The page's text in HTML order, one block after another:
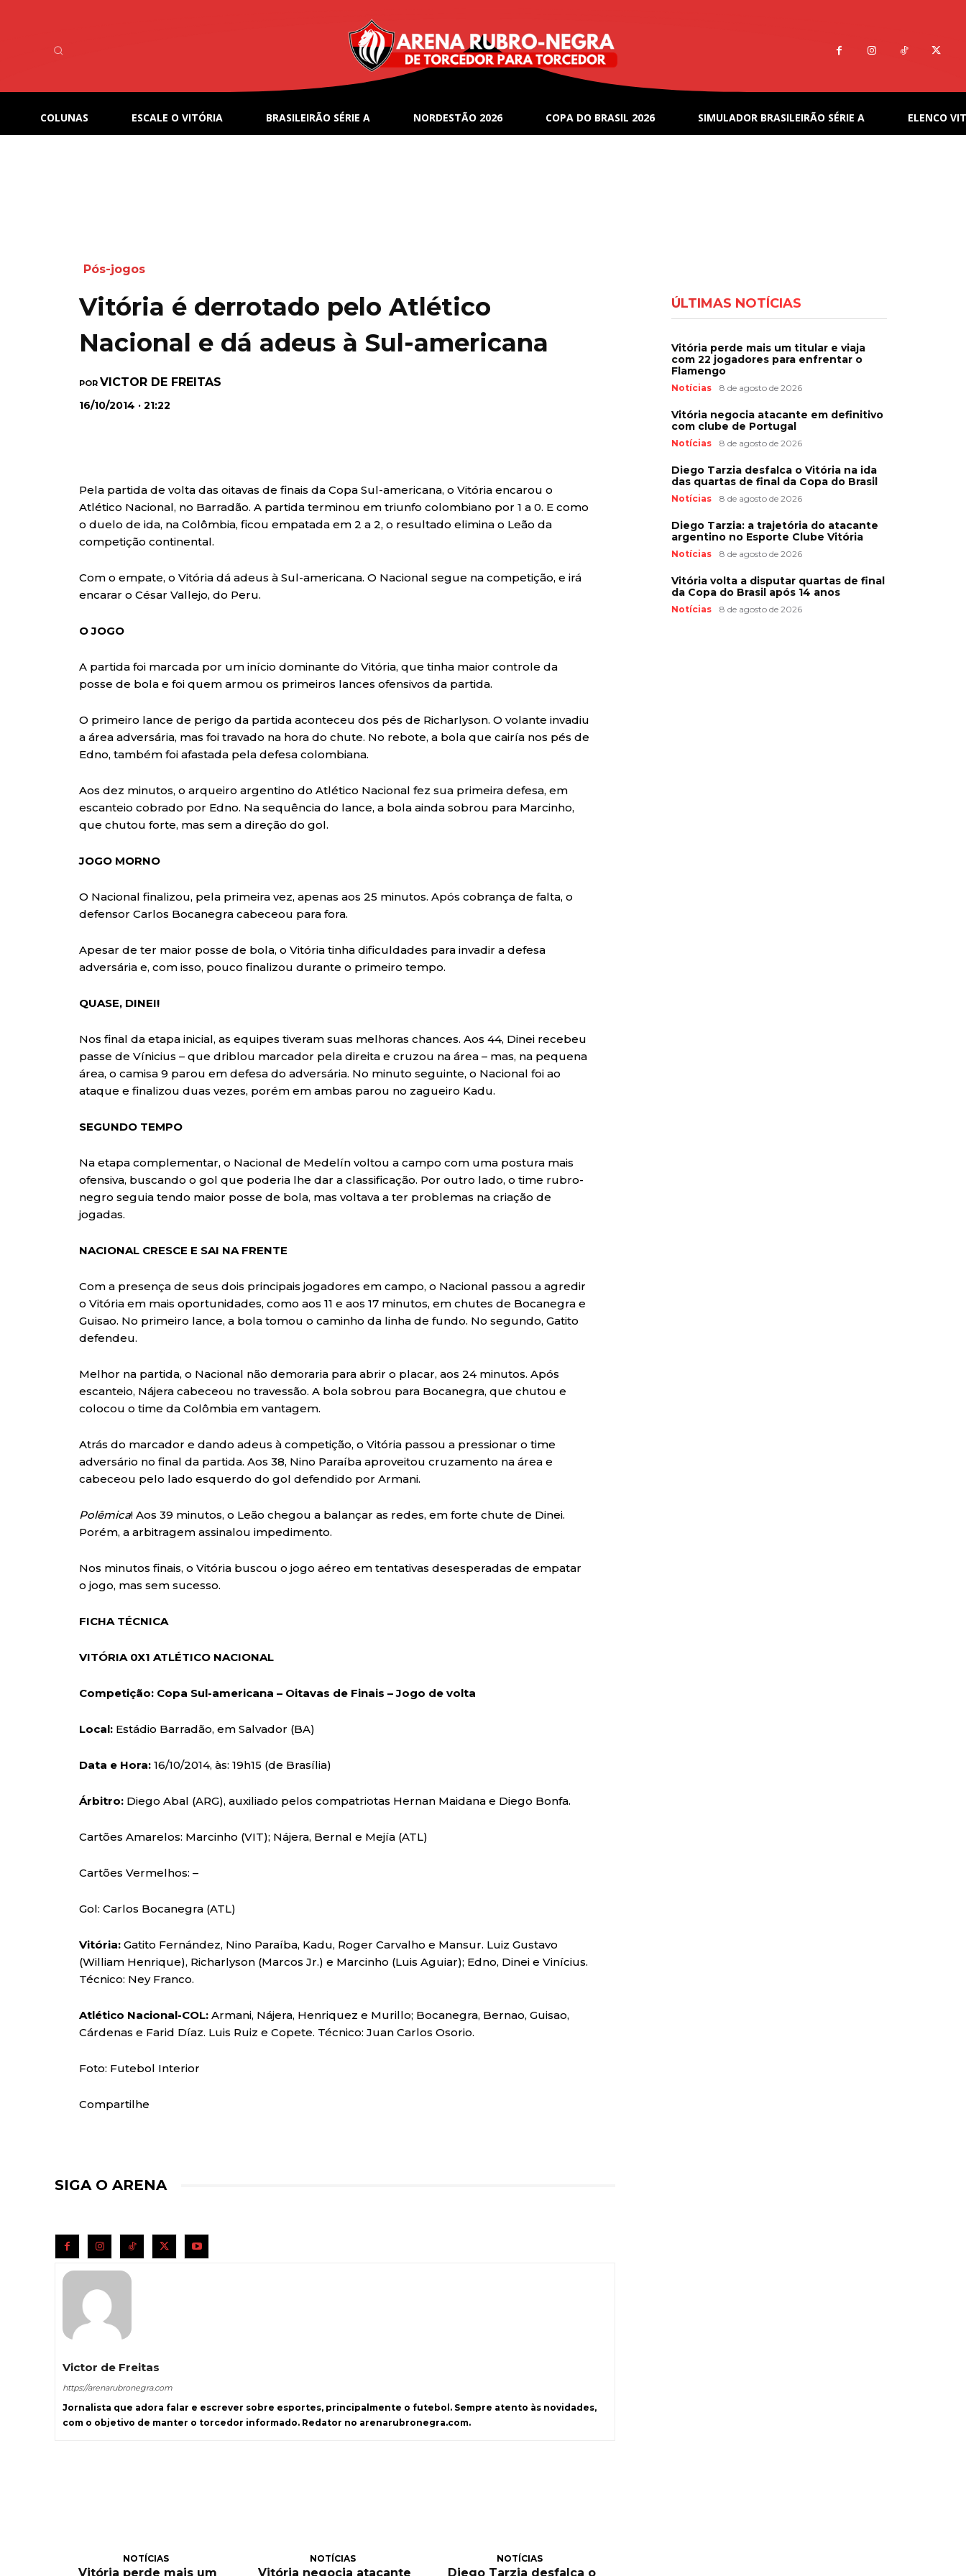
COLUNAS ESCALE O VITÓRIA BRASILEIRÃO SÉRIE A NORDESTÃO 2026 COPA DO BRASIL 2026 SIMULADOR BRASILEIRÃO SÉRIE A ELENCO
Pós-jogos
Vitória é derrotado pelo Atlético
Nacional e dá adeus à Sul-americana
POR VICTOR DE FREITAS
16/10/2014 · 21:22
Pela partida de volta das oitavas de finais da Copa Sul-americana, o Vitória encarou o
Atlético Nacional, no Barradão. A partida terminou em triunfo colombiano por 1 a 0. E como
o duelo de ida, na Colômbia, ficou empatada em 2 a 2, o resultado elimina o Leão da
competição continental.
Com o empate, o Vitória dá adeus à Sul-americana. O Nacional segue na competição, e irá
encarar o César Vallejo, do Peru.
O JOGO
A partida foi marcada por um início dominante do Vitória, que tinha maior controle da
posse de bola e foi quem armou os primeiros lances ofensivos da partida.
O primeiro lance de perigo da partida aconteceu dos pés de Richarlyson. O volante invadiu
a área adversária, mas foi travado na hora do chute. No rebote, a bola que cairía nos pés de
Edno, também foi afastada pela defesa colombiana.
Aos dez minutos, o arqueiro argentino do Atlético Nacional fez sua primeira defesa, em
escanteio cobrado por Edno. Na sequência do lance, a bola ainda sobrou para Marcinho,
que chutou forte, mas sem a direção do gol.
JOGO MORNO
O Nacional finalizou, pela primeira vez, apenas aos 25 minutos. Após cobrança de falta, o
defensor Carlos Bocanegra cabeceou para fora.
Apesar de ter maior posse de bola, o Vitória tinha dificuldades para invadir a defesa
adversária e, com isso, pouco finalizou durante o primeiro tempo.
QUASE, DINEI!
Nos final da etapa inicial, as equipes tiveram suas melhoras chances. Aos 44, Dinei recebeu
passe de Vínicius – que driblou marcador pela direita e cruzou na área – mas, na pequena
área, o camisa 9 parou em defesa do adversária. No minuto seguinte, o Nacional foi ao
ataque e finalizou duas vezes, porém em ambas parou no zagueiro Kadu.
SEGUNDO TEMPO
Na etapa complementar, o Nacional de Medelín voltou a campo com uma postura mais
ofensiva, buscando o gol que poderia lhe dar a classificação. Por outro lado, o time rubro-
negro seguia tendo maior posse de bola, mas voltava a ter problemas na criação de
jogadas.
NACIONAL CRESCE E SAI NA FRENTE
Com a presença de seus dois principais jogadores em campo, o Nacional passou a agredir
o Vitória em mais oportunidades, como aos 11 e aos 17 minutos, em chutes de Bocanegra e
Guisao. No primeiro lance, a bola tomou o caminho da linha de fundo. No segundo, Gatito
defendeu.
Melhor na partida, o Nacional não demoraria para abrir o placar, aos 24 minutos. Após
escanteio, Nájera cabeceou no travessão. A bola sobrou para Bocanegra, que chutou e
colocou o time da Colômbia em vantagem.
Atrás do marcador e dando adeus à competição, o Vitória passou a pressionar o time
adversário no final da partida. Aos 38, Nino Paraíba aproveitou cruzamento na área e
cabeceou pelo lado esquerdo do gol defendido por Armani.
Polêmica! Aos 39 minutos, o Leão chegou a balançar as redes, em forte chute de Dinei.
Porém, a arbitragem assinalou impedimento.
Nos minutos finais, o Vitória buscou o jogo aéreo em tentativas desesperadas de empatar
o jogo, mas sem sucesso.
FICHA TÉCNICA
VITÓRIA 0X1 ATLÉTICO NACIONAL
Competição: Copa Sul-americana – Oitavas de Finais – Jogo de volta
Local: Estádio Barradão, em Salvador (BA)
Data e Hora: 16/10/2014, às: 19h15 (de Brasília)
Árbitro: Diego Abal (ARG), auxiliado pelos compatriotas Hernan Maidana e Diego Bonfa.
Cartões Amarelos: Marcinho (VIT); Nájera, Bernal e Mejía (ATL)
Cartões Vermelhos: –
Gol: Carlos Bocanegra (ATL)
Vitória: Gatito Fernández, Nino Paraíba, Kadu, Roger Carvalho e Mansur. Luiz Gustavo
(William Henrique), Richarlyson (Marcos Jr.) e Marcinho (Luis Aguiar); Edno, Dinei e Vinícius.
Técnico: Ney Franco.
Atlético Nacional-COL: Armani, Nájera, Henriquez e Murillo; Bocanegra, Bernao, Guisao,
Cárdenas e Farid Díaz. Luis Ruiz e Copete. Técnico: Juan Carlos Osorio.
Foto: Futebol Interior
Compartilhe
SIGA O ARENA
Victor de Freitas
https://arenarubronegra.com
Jornalista que adora falar e escrever sobre esportes, principalmente o futebol. Sempre atento às novidades,
com o objetivo de manter o torcedor informado. Redator no arenarubronegra.com.
NOTÍCIAS
Vitória perde mais um
NOTÍCIAS
Vitória negocia atacante
NOTÍCIAS
Diego Tarzia desfalca o
ÚLTIMAS NOTÍCIAS
Vitória perde mais um titular e viaja
com 22 jogadores para enfrentar o
Flamengo
Notícias 8 de agosto de 2026
Vitória negocia atacante em definitivo
com clube de Portugal
Notícias 8 de agosto de 2026
Diego Tarzia desfalca o Vitória na ida
das quartas de final da Copa do Brasil
Notícias 8 de agosto de 2026
Diego Tarzia: a trajetória do atacante
argentino no Esporte Clube Vitória
Notícias 8 de agosto de 2026
Vitória volta a disputar quartas de final
da Copa do Brasil após 14 anos
Notícias 8 de agosto de 2026